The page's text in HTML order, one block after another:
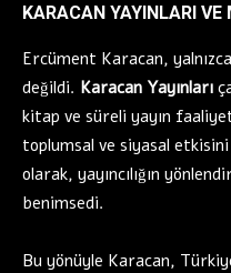
KARACAN YAYINLARI VE
Ercüment Karacan,
değildi. Karacan Yayınları
kitap ve süreli yayın
toplumsal ve siyasal
olarak, yayıncılığın
benimsedi.
Bu yönüyle Karacan,